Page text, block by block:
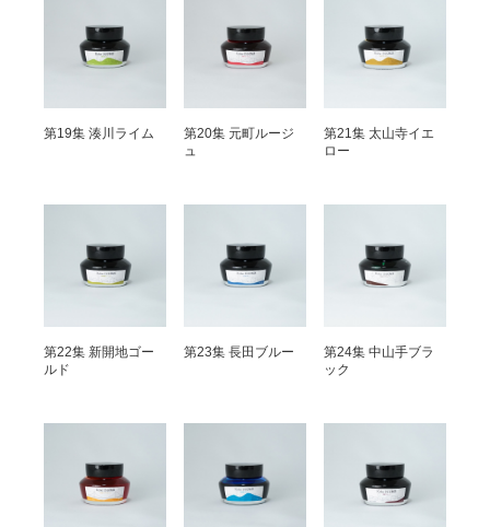
第19集 湊川ライム
第20集 元町ルージ
ュ
第21集 太山寺イエ
ロー
第22集 新開地ゴー
ルド
第23集 長田ブルー
第24集 中山手ブラ
ック